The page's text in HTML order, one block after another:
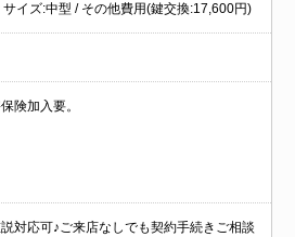
イズ:中型 / その他費用(鍵交換:17,600円)
険加入要。
対応可♪ご来店なしでも契約手続きご相談